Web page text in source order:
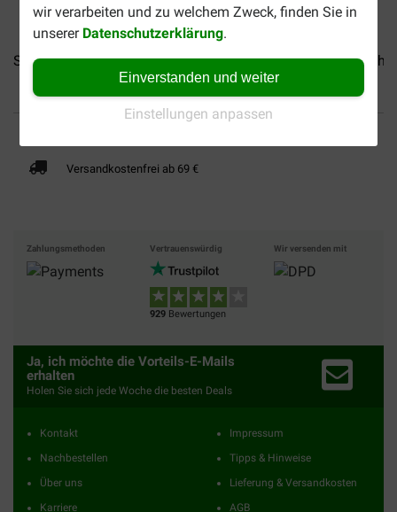
wir verarbeiten und zu welchem Zweck, finden Sie in
unserer Datenschutzerklärung.
Einverstanden und weiter
Einstellungen anpassen
Schesir Thunfisch mit Algen... Schesir Thunfisch und
Versandkostenfrei ab 69 €
Zahlungsmethoden Vertrauenswürdig
929 Bewertungen
Wir versenden mit
Ja, ich möchte die Vorteils-E-Mails
erhalten
Holen Sie sich jede Woche die besten Deals
Kontakt
Nachbestellen
Über uns
Karriere
Impressum
Tipps & Hinweise
Lieferung & Versandkosten
AGB